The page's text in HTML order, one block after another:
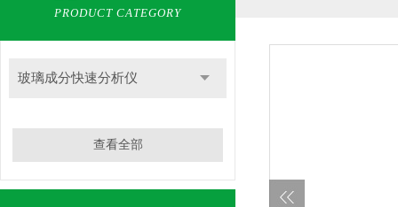
PRODUCT CATEGORY
玻璃成分快速分析仪
查看全部